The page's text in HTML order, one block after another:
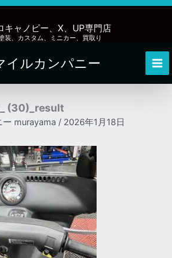
キャノピー、X、UP専門店
装、カスタム、ミニカー、買取り
イルカンパニー
(30)_result
ー murayama / 2026年1月18日